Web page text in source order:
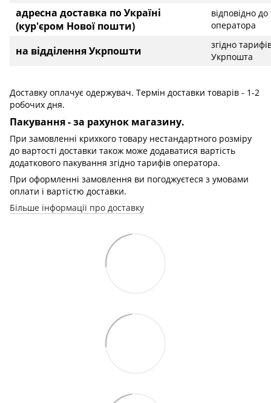
адресна доставка по Україні
(кур'єром Нової пошти)
відповідно
оператора
на відділення Укрпошти
згідно
Укрпошта
Доставку оплачує одержувач. Термін доставки товарів - 1-2
робочих дня.
Пакування - за рахунок магазину.
При замовленні крихкого товару нестандартного розміру
до вартості доставки також може додаватися вартість
додаткового пакування згідно тарифів оператора.
При оформленні замовлення ви погоджуєтеся з умовами
оплати і вартістю доставки.
Більше інформації про доставку